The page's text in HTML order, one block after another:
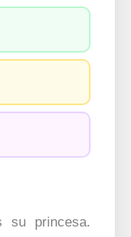
su princesa.